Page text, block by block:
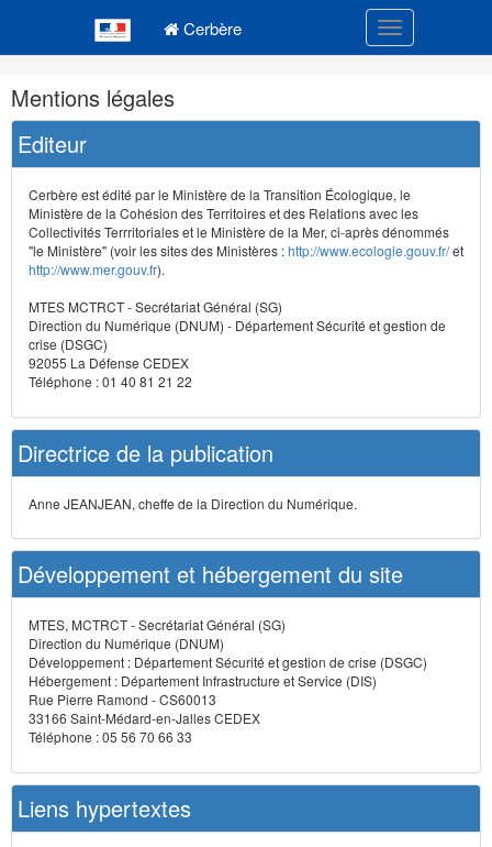
Cerbère Toggle
Navigation
et
outils
annexes
Mentions légales
Editeur
Cerbère est édité par le Ministère de la Transition Écologique, le
Ministère de la Cohésion des Territoires et des Relations avec les
Collectivités Terrritoriales et le Ministère de la Mer, ci-après dénommés
"le Ministère" (voir les sites des Ministères :http://www.ecologie.gouv.fr/et
http://www.mer.gouv.fr).
MTES MCTRCT - Secrétariat Général (SG)
Direction du Numérique (DNUM) - Département Sécurité et gestion de
crise (DSGC)
92055 La Défense CEDEX
Téléphone : 01 40 81 21 22
Directrice de la publication
Anne JEANJEAN, cheffe de la Direction du Numérique.
Développement et hébergement du site
MTES, MCTRCT - Secrétariat Général (SG)
Direction du Numérique (DNUM)
Développement : Département Sécurité et gestion de crise (DSGC)
Hébergement : Département Infrastructure et Service (DIS)
Rue Pierre Ramond - CS60013
33166 Saint-Médard-en-Jalles CEDEX
Téléphone : 05 56 70 66 33
Liens hypertextes